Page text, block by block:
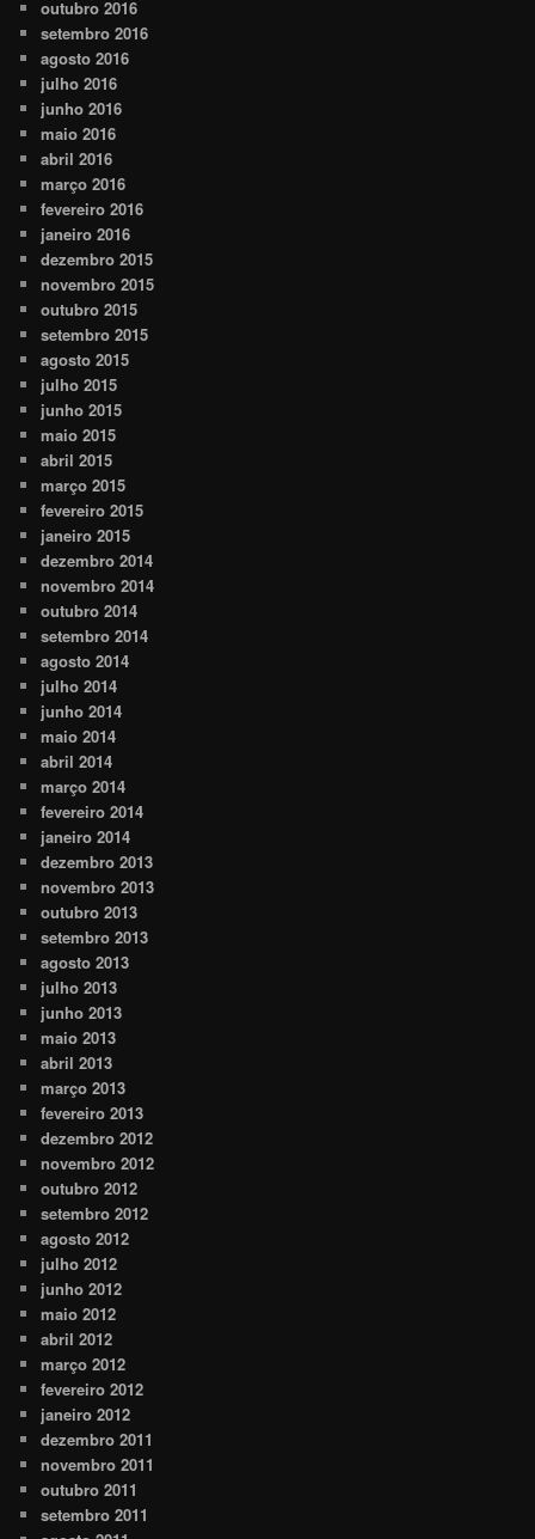
outubro 2016
setembro 2016
agosto 2016
julho 2016
junho 2016
maio 2016
abril 2016
março 2016
fevereiro 2016
janeiro 2016
dezembro 2015
novembro 2015
outubro 2015
setembro 2015
agosto 2015
julho 2015
junho 2015
maio 2015
abril 2015
março 2015
fevereiro 2015
janeiro 2015
dezembro 2014
novembro 2014
outubro 2014
setembro 2014
agosto 2014
julho 2014
junho 2014
maio 2014
abril 2014
março 2014
fevereiro 2014
janeiro 2014
dezembro 2013
novembro 2013
outubro 2013
setembro 2013
agosto 2013
julho 2013
junho 2013
maio 2013
abril 2013
março 2013
fevereiro 2013
dezembro 2012
novembro 2012
outubro 2012
setembro 2012
agosto 2012
julho 2012
junho 2012
maio 2012
abril 2012
março 2012
fevereiro 2012
janeiro 2012
dezembro 2011
novembro 2011
outubro 2011
setembro 2011